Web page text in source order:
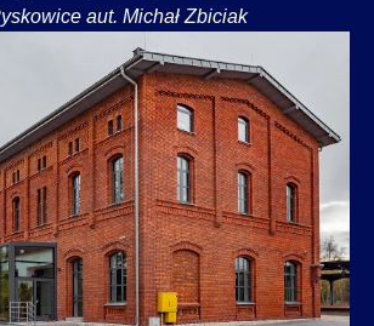
aut. Michał Zbiciak